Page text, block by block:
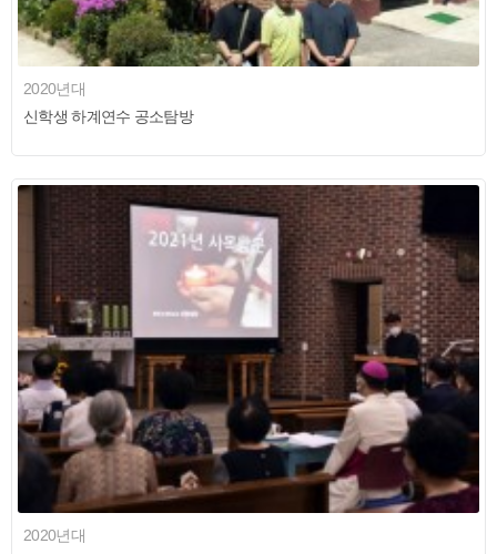
2020년대
신학생 하계연수 공소탐방
2020년대